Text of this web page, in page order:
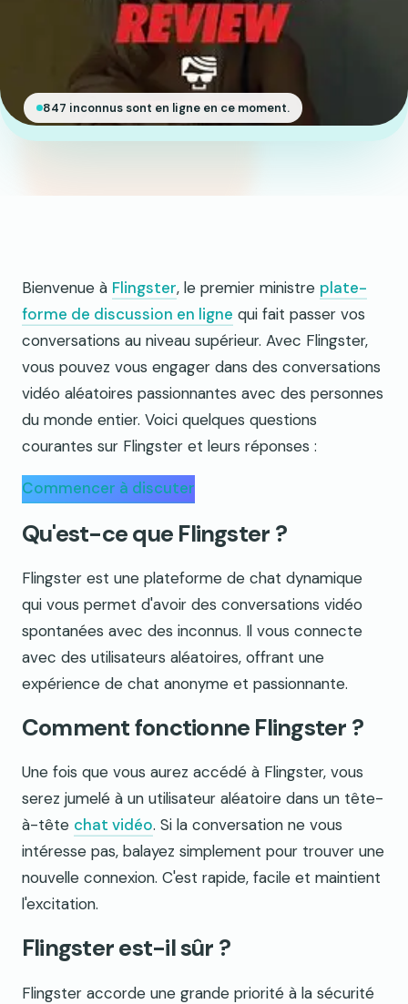
847 inconnus sont en ligne en ce moment.
Bienvenue à Flingster, le premier ministre plate-
forme de discussion en ligne qui fait passer vos
conversations au niveau supérieur. Avec Flingster,
vous pouvez vous engager dans des conversations
vidéo aléatoires passionnantes avec des personnes
du monde entier. Voici quelques questions
courantes sur Flingster et leurs réponses :
Commencer à discuter
Qu'est-ce que Flingster ?
Flingster est une plateforme de chat dynamique
qui vous permet d'avoir des conversations vidéo
spontanées avec des inconnus. Il vous connecte
avec des utilisateurs aléatoires, offrant une
expérience de chat anonyme et passionnante.
Comment fonctionne Flingster ?
Une fois que vous aurez accédé à Flingster, vous
serez jumelé à un utilisateur aléatoire dans un tête-
à-tête chat vidéo. Si la conversation ne vous
intéresse pas, balayez simplement pour trouver une
nouvelle connexion. C'est rapide, facile et maintient
l'excitation.
Flingster est-il sûr ?
Flingster accorde une grande priorité à la sécurité